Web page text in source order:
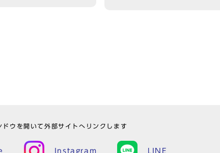
ウを開いて外部サイトへリンクします
Instagram LINE